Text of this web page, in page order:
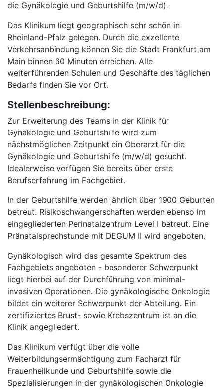
die Gynäkologie und Geburtshilfe (m/w/d).
Das Klinikum liegt geographisch sehr schön in
Rheinland-Pfalz gelegen. Durch die exzellente
Verkehrsanbindung können Sie die Stadt Frankfurt am
Main binnen 60 Minuten erreichen. Alle
weiterführenden Schulen und Geschäfte des täglichen
Bedarfs finden Sie vor Ort.
Stellenbeschreibung:
Zur Erweiterung des Teams in der Klinik für
Gynäkologie und Geburtshilfe wird zum
nächstmöglichen Zeitpunkt ein Oberarzt für die
Gynäkologie und Geburtshilfe (m/w/d) gesucht.
Idealerweise verfügen Sie bereits über erste
Berufserfahrung im Fachgebiet.
In der Geburtshilfe werden jährlich über 1900 Geburten
betreut. Risikoschwangerschaften werden ebenso im
eingegliederten Perinatalzentrum Level I betreut. Eine
Pränatalsprechstunde mit DEGUM II wird angeboten.
Gynäkologisch wird das gesamte Spektrum des
Fachgebiets angeboten - besonderer Schwerpunkt
liegt hierbei auf der Durchführung von minimal-
invasiven Operationen. Die gynäkologische Onkologie
bildet ein weiterer Schwerpunkt der Abteilung. Ein
zertifiziertes Brust- sowie Krebszentrum ist an die
Klinik angegliedert.
Das Klinikum verfügt über die volle
Weiterbildungsermächtigung zum Facharzt für
Frauenheilkunde und Geburtshilfe sowie die
Spezialisierungen in der gynäkologischen Onkologie